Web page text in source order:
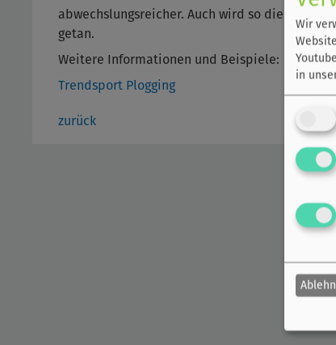
abwechslungsreicher. Auch wird so die
getan.
Weitere Informationen und Beispiele:
Trendsport Plogging
zurück
Wir
in